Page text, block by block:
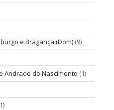
e Bragança (Dom) (9)
Andrade do Nascimento (1)